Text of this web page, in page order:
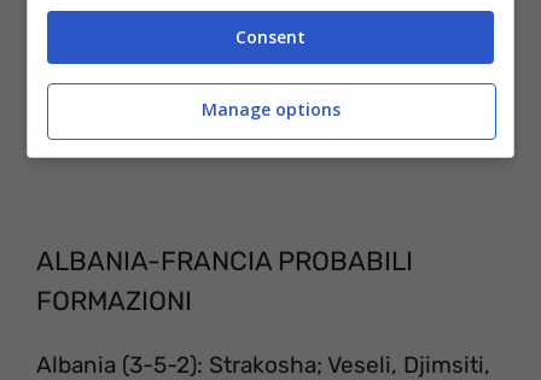
ALBANIA-FRANCIA PROBABILI
FORMAZIONI
Albania (3-5-2): Strakosha; Veseli, Djimsiti,
Consent
Manage options